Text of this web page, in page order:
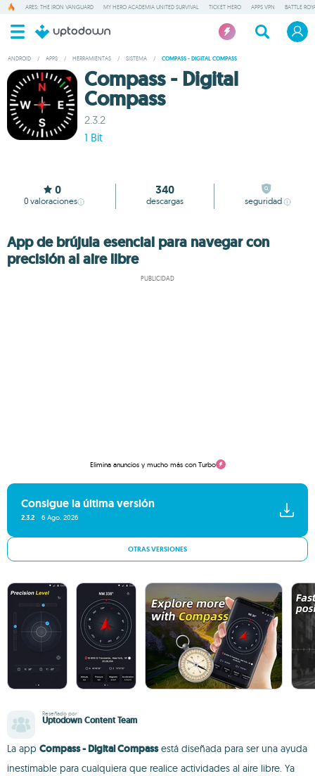
ARES: THE IRON VANGUARD MY HERO ACADEMIA UNITED SURVIVAL TICKET HERO APPS VPN BATTLE
ANDROID / APPS / HERRAMIENTAS / SISTEMA / COMPASS - DIGITAL COMPASS
Compass - Digital
Compass
2.3.2
1 Bit
0
0 valoraciones
340
descargas seguridad
App de brújula esencial para navegar con
precisión al aire libre
PUBLICIDAD
Elimina anuncios y mucho más con Turbo
Consigue la última versión
2.3.2 6 Ago. 2026
OTRAS VERSIONES
Reseñado por
Uptodown Content Team
La app Compass - Digital Compassestá diseñada para ser una ayuda
inestimable para cualquiera que realice actividades al aire libre. Ya